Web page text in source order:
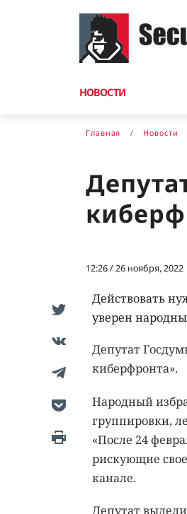
НОВОСТИ
Главная Новости
12:26 / 26 ноября, 2022
Действовать
уверен
Депутат
киберфронта».
Народный
группировки,
«После 24
рискующие
канале.
Депутат